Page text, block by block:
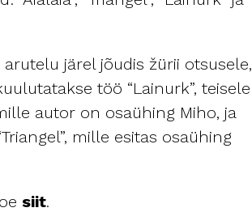
arutelu järel jõudis žürii otsusele,
töö “Lainurk”, teisele
autor on osaühing Miho, ja
mille esitas osaühing
siit.